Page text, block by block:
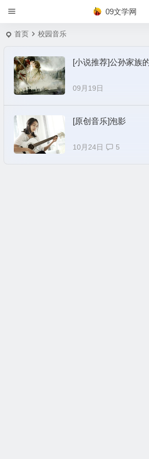
09文学网
首页 校园音乐
[小说推荐]公孙家族
09月19日
[原创音乐]泡影
10月24日 5